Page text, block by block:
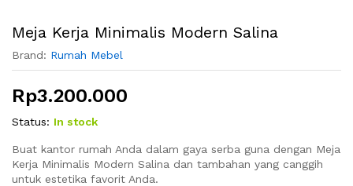
Meja Kerja Minimalis Modern Salina
Brand: Rumah Mebel
Rp3.200.000
Status: In stock
Buat kantor rumah Anda dalam gaya serba guna dengan Meja
Kerja Minimalis Modern Salina dan tambahan yang canggih
untuk estetika favorit Anda.